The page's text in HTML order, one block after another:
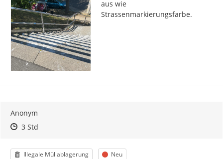
aus wie
Strassenmarkierungsfarbe.
Anonym
Zeitpunkt des Erstellens
Zeitpunkt des Erstellens
3 StdZur Äußerung
Kategorie
Illegale Müllablagerung Status
Neu